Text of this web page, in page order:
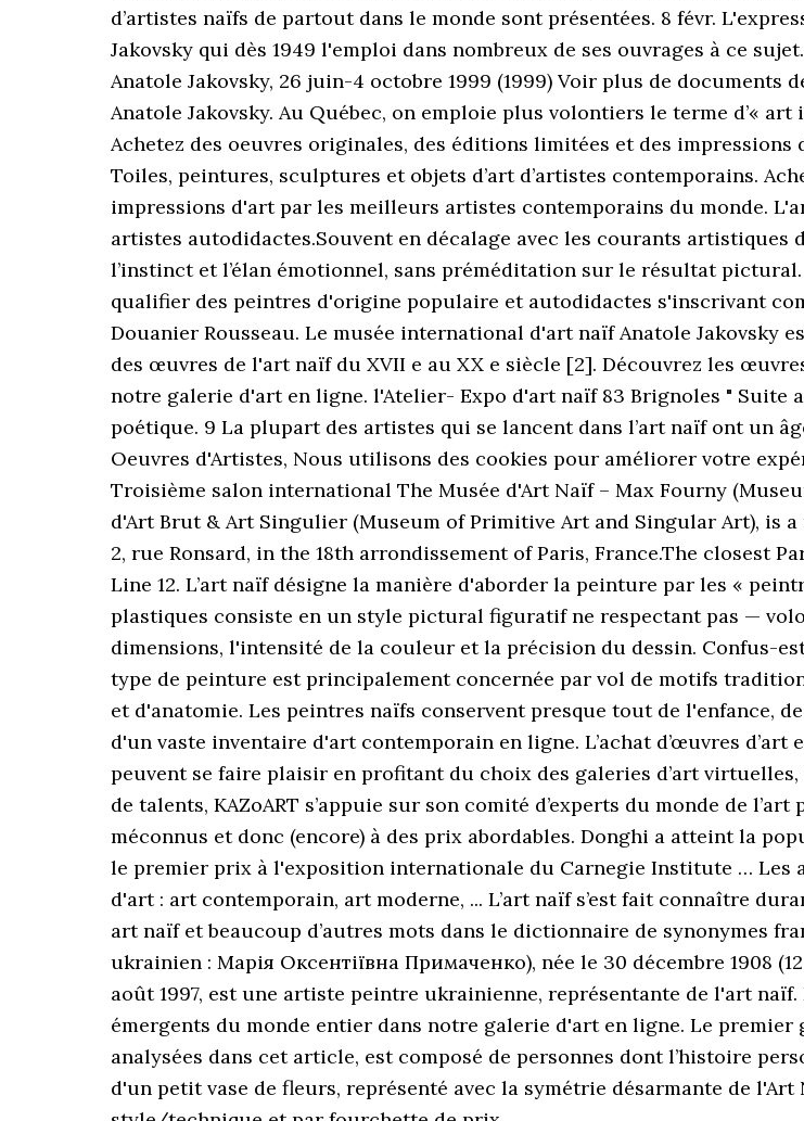
d’artistes naïfs de partout dans le monde sont présentées. 8 févr.
Jakovsky qui dès 1949 l'emploi dans nombreux de ses ouvrages à ce
Anatole Jakovsky, 26 juin-4 octobre 1999 (1999) Voir plus de
Anatole Jakovsky. Au Québec, on emploie plus volontiers le terme d’«
Achetez des oeuvres originales, des éditions limitées et des
Toiles, peintures, sculptures et objets d’art d’artistes contemporains.
impressions d'art par les meilleurs artistes contemporains du monde.
artistes autodidactes.Souvent en décalage avec les courants artistiques
l’instinct et l’élan émotionnel, sans préméditation sur le résultat
qualifier des peintres d'origine populaire et autodidactes s'inscrivant
Douanier Rousseau. Le musée international d'art naïf Anatole Jakovsky
des œuvres de l'art naïf du XVII e au XX e siècle [2]. Découvrez les
notre galerie d'art en ligne. l'Atelier- Expo d'art naïf 83 Brignoles " Suite
poétique. 9 La plupart des artistes qui se lancent dans l’art naïf ont un
Oeuvres d'Artistes, Nous utilisons des cookies pour améliorer votre
Troisième salon international The Musée d'Art Naïf – Max Fourny
d'Art Brut & Art Singulier (Museum of Primitive Art and Singular Art), is
2, rue Ronsard, in the 18th arrondissement of Paris, France.The closest
Line 12. L’art naïf désigne la manière d'aborder la peinture par les «
plastiques consiste en un style pictural figuratif ne respectant pas —
dimensions, l'intensité de la couleur et la précision du dessin. Confus-
type de peinture est principalement concernée par vol de motifs
et d'anatomie. Les peintres naïfs conservent presque tout de l'enfance,
d'un vaste inventaire d'art contemporain en ligne. L’achat d’œuvres
peuvent se faire plaisir en profitant du choix des galeries d’art
de talents, KAZoART s’appuie sur son comité d’experts du monde de
méconnus et donc (encore) à des prix abordables. Donghi a atteint la
le premier prix à l'exposition internationale du Carnegie Institute … Les
d'art : art contemporain, art moderne, ... L’art naïf s’est fait connaître
art naïf et beaucoup d’autres mots dans le dictionnaire de synonymes
ukrainien : Марія Оксентіївна Примаченко), née le 30 décembre 1908
août 1997, est une artiste peintre ukrainienne, représentante de l'art
émergents du monde entier dans notre galerie d'art en ligne. Le
analysées dans cet article, est composé de personnes dont l’histoire
d'un petit vase de fleurs, représenté avec la symétrie désarmante de